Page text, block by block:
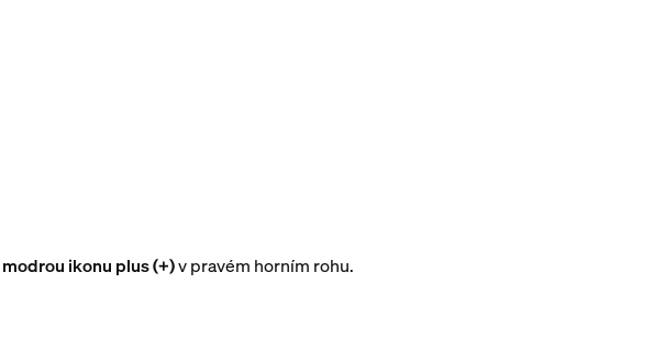
modrou ikonu plus (+)v pravém horním rohu.